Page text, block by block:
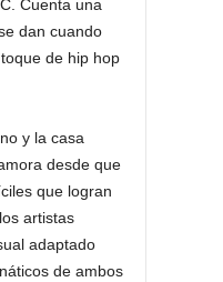
Cuenta una
dan cuando
de hip hop
y la casa
desde que
que logran
artistas
adaptado
de ambos